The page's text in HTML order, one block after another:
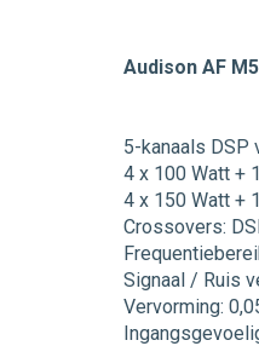
Audison AF
5-kanaals DSP
4 x 100 Watt +
4 x 150 Watt +
Crossovers:
Signaal / Ruis
Vervorming: